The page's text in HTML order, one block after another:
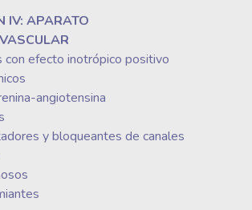
IV: APARATO
con efecto inotrópico positivo
angiotensina
y bloqueantes de canales